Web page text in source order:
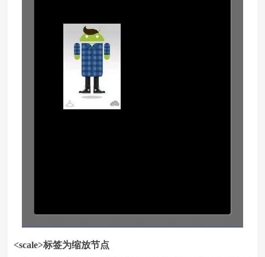
<scale>标签为缩放节点